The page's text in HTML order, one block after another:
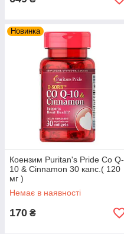
Новинка
Коензим Puritan's Pride Co Q-
10 & Cinnamon 30 капс.( 120
мг )
Немає в наявності
170 ₴